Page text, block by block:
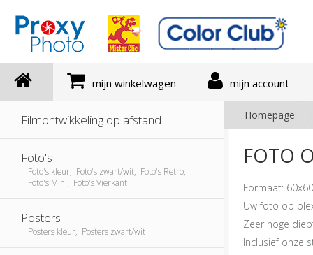
mijn winkelwagen mijn account
Filmontwikkeling op afstand
Foto's
Foto's kleur, Foto's zwart/wit, Foto's Retro,
Foto's Mini, Foto's Vierkant
Posters
Posters kleur, Posters zwart/wit
Homepage
FOTO
Formaat:
Uw foto op
Zeer hoge
Inclusief onze